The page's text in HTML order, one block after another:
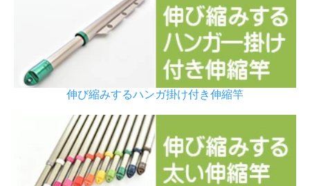
伸び縮みするハンガ掛け付き伸縮竿